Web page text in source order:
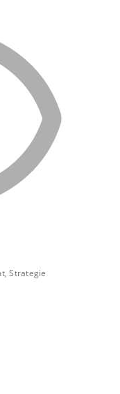
Strategie